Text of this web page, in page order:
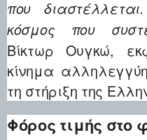
που
κόσμος που
Βίκτωρ Ουγκώ,
κίνημα
τη στήριξη της
Φόρος τιμής στο